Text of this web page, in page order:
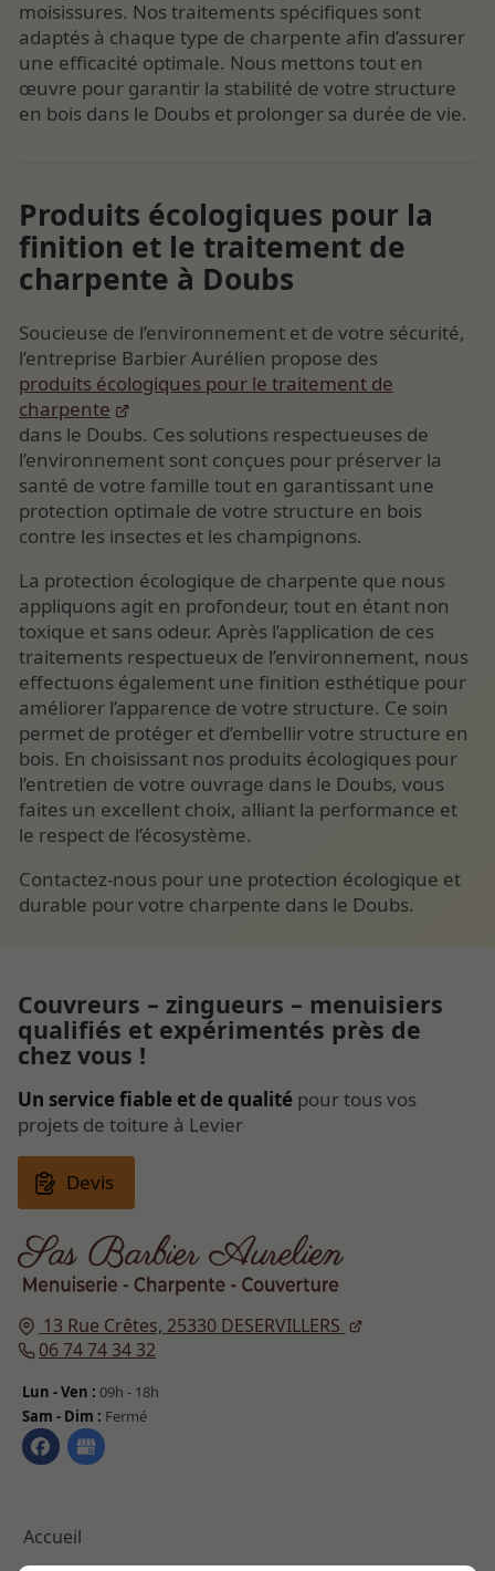
moisissures. Nos traitements spécifiques sont
adaptés à chaque type de charpente afin d’assurer
une efficacité optimale. Nous mettons tout en
œuvre pour garantir la stabilité de votre structure
en bois dans le Doubs et prolonger sa durée de vie.
Produits écologiques pour la
finition et le traitement de
charpente à Doubs
Soucieuse de l’environnement et de votre sécurité,
l’entreprise Barbier Aurélien propose des
produits écologiques pour le traitement de
charpente
dans le Doubs. Ces solutions respectueuses de
l’environnement sont conçues pour préserver la
santé de votre famille tout en garantissant une
protection optimale de votre structure en bois
contre les insectes et les champignons.
La protection écologique de charpente que nous
appliquons agit en profondeur, tout en étant non
toxique et sans odeur. Après l’application de ces
traitements respectueux de l’environnement, nous
effectuons également une finition esthétique pour
améliorer l’apparence de votre structure. Ce soin
permet de protéger et d’embellir votre structure en
bois. En choisissant nos produits écologiques pour
l’entretien de votre ouvrage dans le Doubs, vous
faites un excellent choix, alliant la performance et
le respect de l’écosystème.
Contactez-nous pour une protection écologique et
durable pour votre charpente dans le Doubs.
13 Rue Crêtes, 25330 DESERVILLERS
06 74 74 34 32
Lun - Ven : 09h - 18h
Sam - Dim : Fermé
Accueil
Couvreurs – zingueurs – menuisiers
qualifiés et expérimentés près de
chez vous !
Un service fiable et de qualité pour tous vos
projets de toiture à Levier
Devis